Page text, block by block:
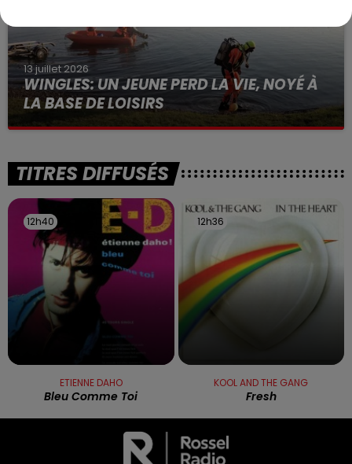
13 juillet 2026
WINGLES: UN JEUNE PERD LA VIE, NOYÉ À
LA BASE DE LOISIRS
La victime a coulé à pic
TITRES DIFFUSÉS
12h40
12h40
ETIENNE DAHO
Bleu Comme Toi
12h36
12h36
KOOL AND THE GANG
Fresh